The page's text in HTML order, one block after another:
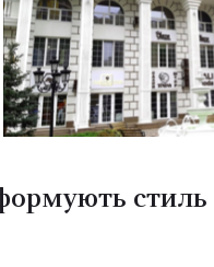
стиль